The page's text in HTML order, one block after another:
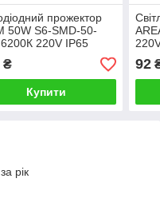
прожектор
50W S6-SMD-50-
220V IP65
₴
Купити
92
рік